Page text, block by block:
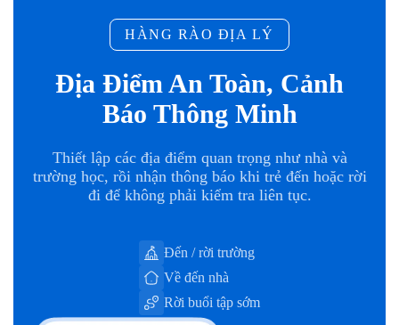
HÀNG RÀO ĐỊA LÝ
Địa Điểm An Toàn, Cảnh
Báo Thông Minh
Thiết lập các địa điểm quan trọng như nhà và
trường học, rồi nhận thông báo khi trẻ đến hoặc rời
đi để không phải kiểm tra liên tục.
Đến / rời trường
Về đến nhà
Rời buổi tập sớm